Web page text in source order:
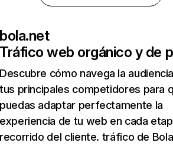
bola.net
Tráfico web orgánico y de
Descubre cómo navega la
tus principales competidores para
puedas adaptar perfectamente la
experiencia de tu web en cada
recorrido del cliente. tráfico de